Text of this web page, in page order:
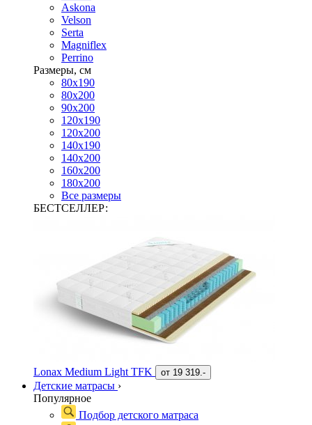
Askona
Velson
Serta
Magniflex
Perrino
Размеры, см
80х190
80х200
90х200
120х190
120х200
140х190
140х200
160х200
180х200
Все размеры
БЕСТСЕЛЛЕР:
Lonax Medium Light TFK от 19 319.-
Детские матрасы ›
Популярное
Подбор детского матраса